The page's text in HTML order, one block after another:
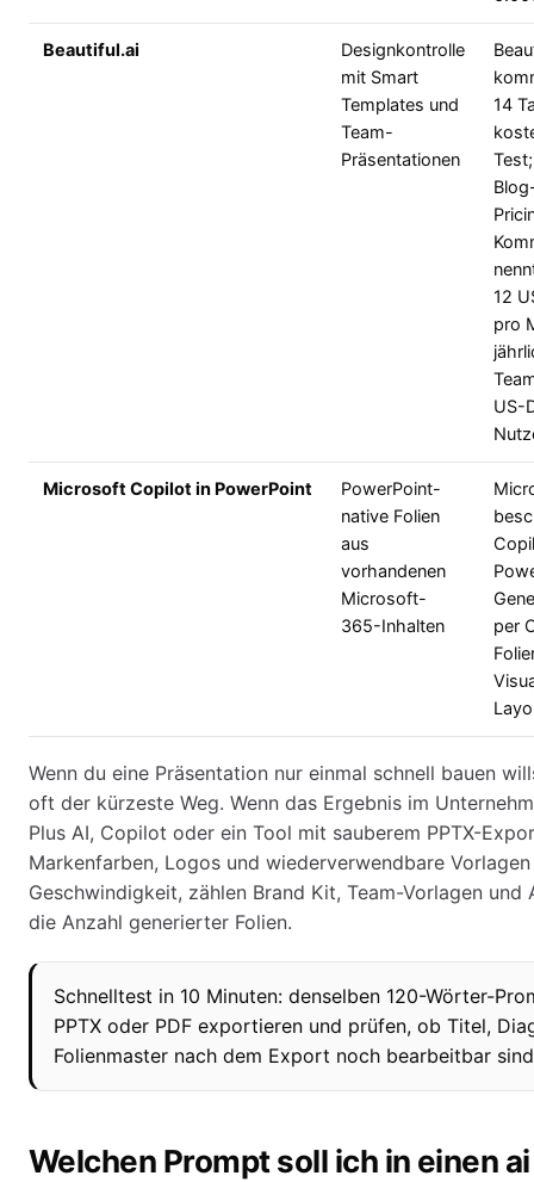
Beautiful.ai
Designkontrolle
mit Smart
Templates und
Team-
Präsentationen
14
12
pro
US-
Microsoft Copilot in PowerPoint
PowerPoint-
native Folien
aus
vorhandenen
Microsoft-
365-Inhalten
per
Wenn du eine Präsentation nur einmal schnell bauen
oft der kürzeste Weg. Wenn das Ergebnis im
Plus AI, Copilot oder ein Tool mit sauberem PPTX-
Markenfarben, Logos und wiederverwendbare
Geschwindigkeit, zählen Brand Kit, Team-Vorlagen und
die Anzahl generierter Folien.
Schnelltest in 10 Minuten: denselben 120-Wörter-
PPTX oder PDF exportieren und prüfen, ob Titel,
Folienmaster nach dem Export noch bearbeitbar
Welchen Prompt soll ich in einen